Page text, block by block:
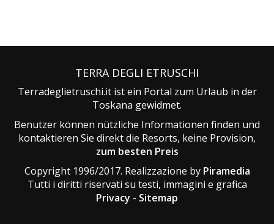
TERRA DEGLI ETRUSCHI
Terradeglietruschi.it ist ein Portal zum Urlaub in der
Toskana gewidmet.
Benutzer können nützliche Informationen finden und
kontaktieren Sie direkt die Resorts, keine Provision,
zum besten Preis
Copyright 1996/2017. Realizzazione by Piramedia
Tutti i diritti riservati su testi, immagini e grafica
Privacy - Sitemap